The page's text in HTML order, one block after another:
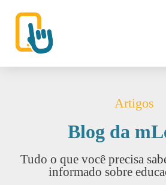
Artigos
Blog da
Tudo o que você precisa
informado sobre